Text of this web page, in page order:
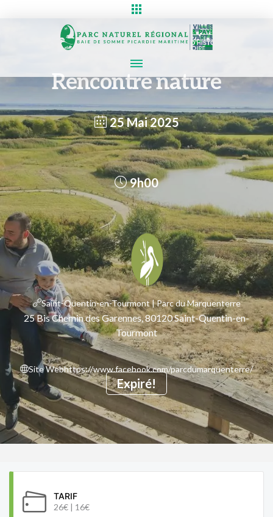
Rencontre nature
25 Mai 2025
Expiré!
9h00
Saint-Quentin-en-Tourmont | Parc du Marquenterre
25 Bis Chemin des Garennes, 80120 Saint-Quentin-en-
Tourmont
Site Webhttps://www.facebook.com/parcdumarquenterre/
TARIF
26€ | 16€